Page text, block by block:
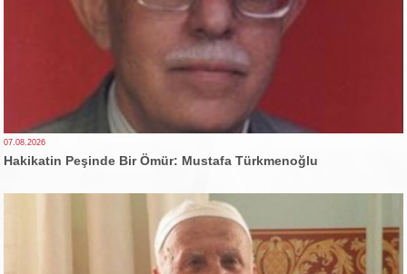
07.08.2026
Hakikatin Peşinde Bir Ömür: Mustafa Türkmenoğlu